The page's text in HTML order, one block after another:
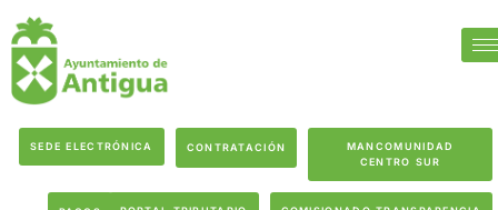
SEDE ELECTRÓNICA CONTRATACIÓN
MANCOMUNIDAD
CENTRO SUR